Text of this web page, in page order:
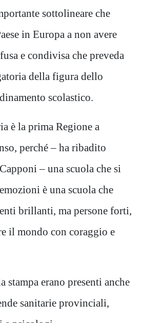
sottolineare che
in Europa a non avere
e condivisa che preveda
della figura dello
scolastico.
è la prima Regione a
perché – ha ribadito
– una scuola che si
è una scuola che
brillanti, ma persone forti,
il mondo con coraggio e
stampa erano presenti anche
sanitarie provinciali,